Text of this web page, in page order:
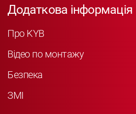
Додаткова інформація
Про KYB
Відео по монтажу
Безпека
ЗМІ